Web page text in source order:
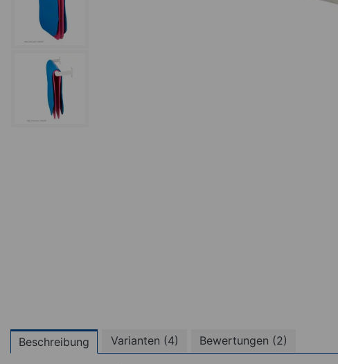
Beschreibung Varianten (4) Bewertungen (2)